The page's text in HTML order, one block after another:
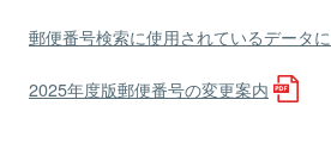
郵便番号検索に使用されているデータ
2025年度版郵便番号の変更案内